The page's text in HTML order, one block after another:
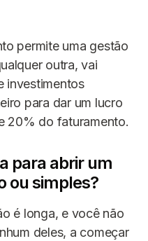
permite uma gestão
outra, vai
investimentos
para dar um lucro
20% do faturamento.
para abrir um
ou simples?
é longa, e você não
deles, a começar